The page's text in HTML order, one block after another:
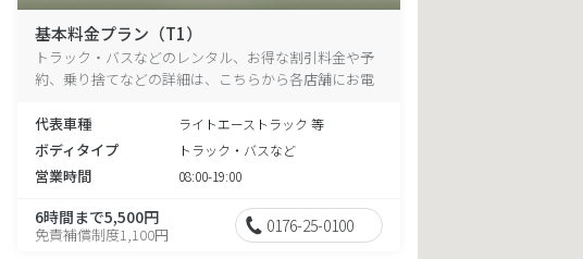
基本料金プラン（T1）
トラック・バスなどのレンタル、お得な割引料金や予
約、乗り捨てなどの詳細は、こちらから各店舗にお電
代表車種
ライトエーストラック 等
ボディタイプ トラック・バスなど
営業時間 08:00-19:00
6時間まで5,500円
免責補償制度1,100円 0176-25-0100